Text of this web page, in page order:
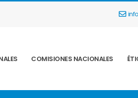
COMISIONES NACIONALES